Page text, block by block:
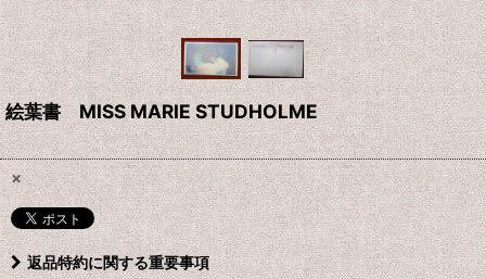
絵葉書 MISS MARIE STUDHOLME
×
返品特約に関する重要事項